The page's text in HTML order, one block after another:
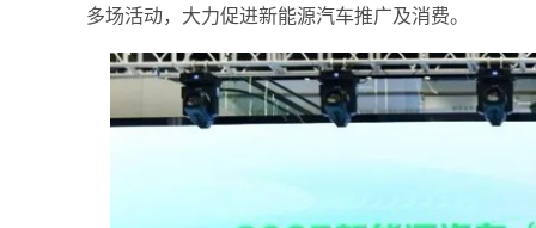
多场活动，大力促进新能源汽车推广及消费。